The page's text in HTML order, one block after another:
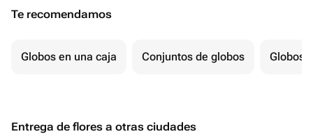
Te recomendamos
Globos en una caja Conjuntos de globos Globos
Entrega de flores a otras ciudades